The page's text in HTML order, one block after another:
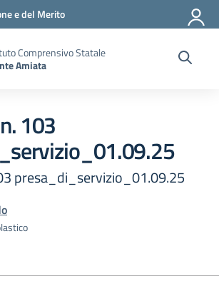
e del Merito
Comprensivo Statale
Amiata
103
presa_di_servizio_01.09.25